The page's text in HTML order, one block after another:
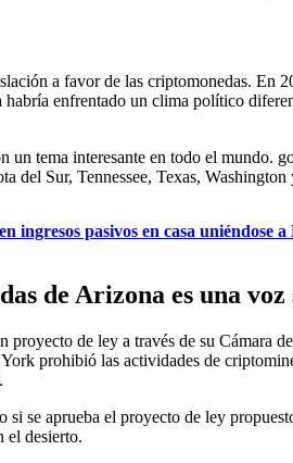
a favor de las criptomonedas. En
enfrentado un clima político
un tema interesante en todo el mundo.
Sur, Tennessee, Texas,
ingresos pasivos en casa uniéndose
de Arizona es una
proyecto de ley a través de su
prohibió las actividades de
se aprueba el proyecto de ley
el desierto.